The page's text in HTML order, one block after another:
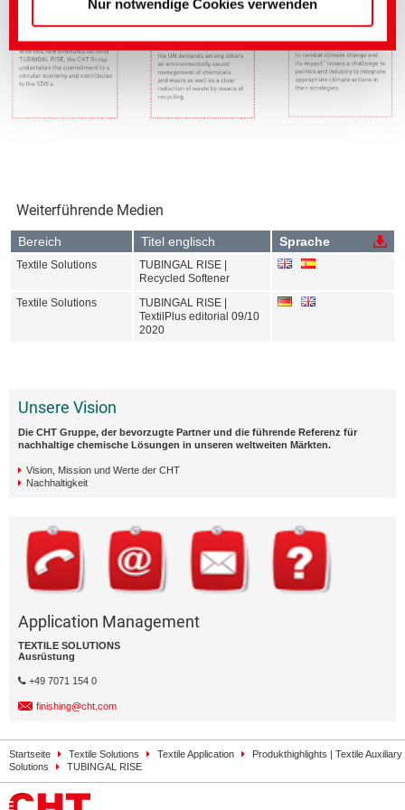
Nur notwendige Cookies verwenden
Weiterführende Medien
Bereich Titel englisch Sprache
Textile Solutions
TUBINGAL RISE |
Recycled Softener
Textile Solutions
TUBINGAL RISE |
TextilPlus editorial 09/10
2020
Unsere Vision
Die CHT Gruppe, der bevorzugte Partner und die führende Referenz für
nachhaltige chemische Lösungen in unseren weltweiten Märkten.
Vision, Mission und Werte der CHT
Nachhaltigkeit
Application Management
TEXTILE SOLUTIONS
Ausrüstung
+49 7071 154 0
finishing@cht.com
Startseite Textile Solutions Textile Application
Produkthighlights | Textile Auxiliary
Solutions
TUBINGAL RISE